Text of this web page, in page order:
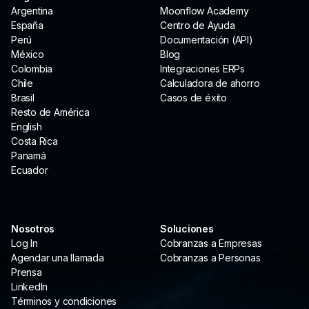
Soluciones
Cobranzas a Empresas
Cobranzas a Personas
Argentina
España
Perú
México
Colombia
Chile
Brasil
Resto de América
English
Costa Rica
Panamá
Ecuador
Moonflow Academy
Centro de Ayuda
Documentación (API)
Blog
Integraciones ERPs
Calculadora de ahorro
Casos de éxito
Nosotros
Log In
Agendar una llamada
Prensa
LinkedIn
Términos y condiciones